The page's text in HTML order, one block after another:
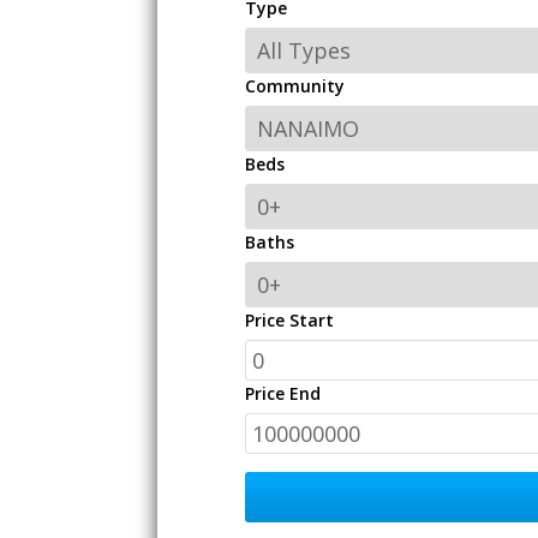
Type
Community
Beds
Baths
Price Start
Price End